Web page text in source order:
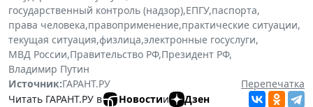
государственный контроль (надзор),ЕПГУ,паспорта,
права человека,правоприменение,практические ситуации,
текущая ситуация,физлица,электронные госуслуги,
МВД России,Правительство РФ,Президент РФ,
Владимир Путин
Источник:ГАРАНТ.РУ
Перепечатка
Читать ГАРАНТ.РУ в
Новостии Дзен